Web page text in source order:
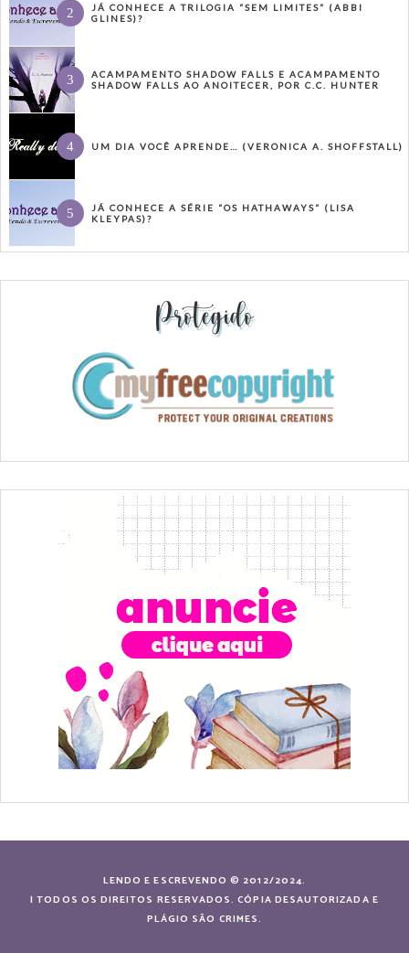
JÁ CONHECE A TRILOGIA “SEM LIMITES” (ABBI
GLINES)?
ACAMPAMENTO SHADOW FALLS E ACAMPAMENTO
SHADOW FALLS AO ANOITECER, POR C.C. HUNTER
UM DIA VOCÊ APRENDE… (VERONICA A. SHOFFSTALL)
JÁ CONHECE A SÉRIE “OS HATHAWAYS” (LISA
KLEYPAS)?
Protegido
LENDO E ESCREVENDO © 2012/2024.
| TODOS OS DIREITOS RESERVADOS. CÓPIA DESAUTORIZADA E
PLÁGIO SÃO CRIMES.